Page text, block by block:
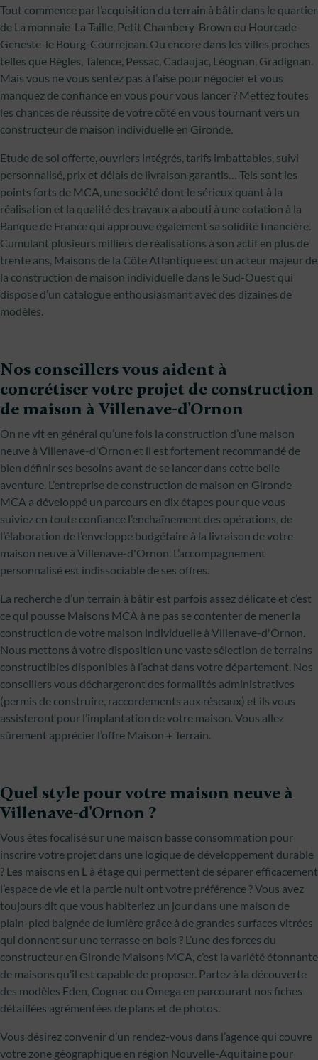
Tout commence par l’acquisition du terrain à bâtir dans le quartier
de La monnaie-La Taille, Petit Chambery-Brown ou Hourcade-
Geneste-le Bourg-Courrejean. Ou encore dans les villes proches
telles que Bègles, Talence, Pessac, Cadaujac, Léognan, Gradignan.
Mais vous ne vous sentez pas à l’aise pour négocier et vous
manquez de confiance en vous pour vous lancer ? Mettez toutes
les chances de réussite de votre côté en vous tournant vers un
constructeur de maison individuelle en Gironde.
Etude de sol offerte, ouvriers intégrés, tarifs imbattables, suivi
personnalisé, prix et délais de livraison garantis… Tels sont les
points forts de MCA, une société dont le sérieux quant à la
réalisation et la qualité des travaux a abouti à une cotation à la
Banque de France qui approuve également sa solidité financière.
Cumulant plusieurs milliers de réalisations à son actif en plus de
trente ans, Maisons de la Côte Atlantique est un acteur majeur de
la construction de maison individuelle dans le Sud-Ouest qui
dispose d’un catalogue enthousiasmant avec des dizaines de
modèles.
Nos conseillers vous aident à
concrétiser votre projet de construction
de maison à Villenave-d'Ornon
On ne vit en général qu’une fois la construction d’une maison
neuve à Villenave-d'Ornon et il est fortement recommandé de
bien définir ses besoins avant de se lancer dans cette belle
aventure. L’entreprise de construction de maison en Gironde
MCA a développé un parcours en dix étapes pour que vous
suiviez en toute confiance l’enchaînement des opérations, de
l’élaboration de l’enveloppe budgétaire à la livraison de votre
maison neuve à Villenave-d'Ornon. L’accompagnement
personnalisé est indissociable de ses offres.
La recherche d’un terrain à bâtir est parfois assez délicate et c’est
ce qui pousse Maisons MCA à ne pas se contenter de mener la
construction de votre maison individuelle à Villenave-d'Ornon.
Nous mettons à votre disposition une vaste sélection de terrains
constructibles disponibles à l’achat dans votre département. Nos
conseillers vous déchargeront des formalités administratives
(permis de construire, raccordements aux réseaux) et ils vous
assisteront pour l’implantation de votre maison. Vous allez
sûrement apprécier l’offre Maison + Terrain.
Quel style pour votre maison neuve à
Villenave-d'Ornon ?
Vous êtes focalisé sur une maison basse consommation pour
inscrire votre projet dans une logique de développement durable
? Les maisons en L à étage qui permettent de séparer efficacement
l’espace de vie et la partie nuit ont votre préférence ? Vous avez
toujours dit que vous habiteriez un jour dans une maison de
plain-pied baignée de lumière grâce à de grandes surfaces vitrées
qui donnent sur une terrasse en bois ? L’une des forces du
constructeur en Gironde Maisons MCA, c’est la variété étonnante
de maisons qu’il est capable de proposer. Partez à la découverte
des modèles Eden, Cognac ou Omega en parcourant nos fiches
détaillées agrémentées de plans et de photos.
Vous désirez convenir d’un rendez-vous dans l’agence qui couvre
votre zone géographique en région Nouvelle-Aquitaine pour